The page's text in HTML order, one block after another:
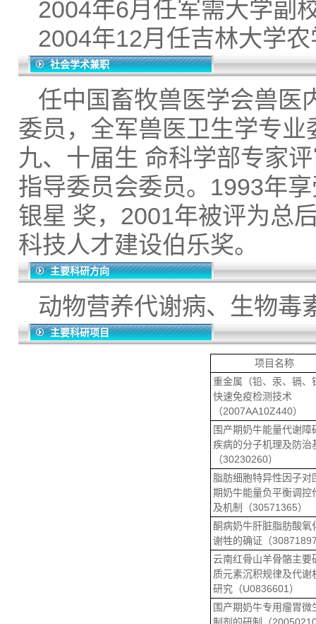
2004年6月任军需大学副
2004年12月任吉林大学
社会学术兼职
任中国畜牧兽医学会兽医
委员，全军兽医卫生学专
九、十届生 命科学部专家
指导委员会委员。1993年
银星 奖，2001年被评为总
科技人才建设伯乐奖。
主要科研方向
动物营养代谢病、生物毒
主要科研项目
项目名称
重金属（铅、汞、镉、
快速免疫检测技术
（2007AA10Z440）
围产期奶牛能量代谢障
疾病的分子机理及防治
（30230260）
脂肪细胞特异性因子对
期奶牛能量负平衡调控
及机制（30571365）
酮病奶牛肝脏脂肪酸氧
谢牲的确证（
云南红骨山羊骨骼主要
质元素沉积规律及代谢
研究（U0836601）
围产期奶牛专用瘤胃微